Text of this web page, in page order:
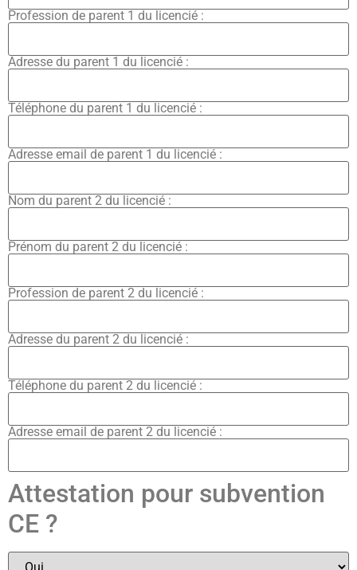
Profession de parent 1 du licencié :
Adresse du parent 1 du licencié :
Téléphone du parent 1 du licencié :
Adresse email de parent 1 du licencié :
Nom du parent 2 du licencié :
Prénom du parent 2 du licencié :
Profession de parent 2 du licencié :
Adresse du parent 2 du licencié :
Téléphone du parent 2 du licencié :
Adresse email de parent 2 du licencié :
Attestation pour subvention
CE ?